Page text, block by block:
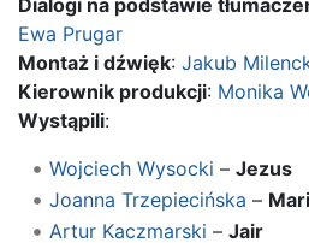
Dialogi na podstawie
Ewa Prugar
Montaż i dźwięk: Jakub
Kierownik produkcji: Monika
Wystąpili:
Wojciech Wysocki – Jezus
Joanna Trzepiecińska –
Artur Kaczmarski – Jair